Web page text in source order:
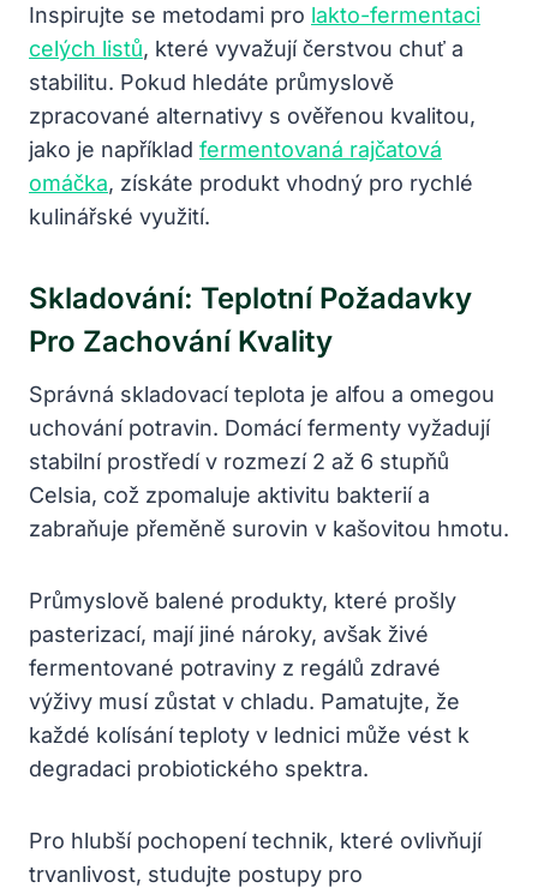
Inspirujte se metodami pro lakto-fermentaci
celých listů, které vyvažují čerstvou chuť a
stabilitu. Pokud hledáte průmyslově
zpracované alternativy s ověřenou kvalitou,
jako je například fermentovaná rajčatová
omáčka, získáte produkt vhodný pro rychlé
kulinářské využití.
Skladování: Teplotní Požadavky
Pro Zachování Kvality
Správná skladovací teplota je alfou a omegou
uchování potravin. Domácí fermenty vyžadují
stabilní prostředí v rozmezí 2 až 6 stupňů
Celsia, což zpomaluje aktivitu bakterií a
zabraňuje přeměně surovin v kašovitou hmotu.
Průmyslově balené produkty, které prošly
pasterizací, mají jiné nároky, avšak živé
fermentované potraviny z regálů zdravé
výživy musí zůstat v chladu. Pamatujte, že
každé kolísání teploty v lednici může vést k
degradaci probiotického spektra.
Pro hlubší pochopení technik, které ovlivňují
trvanlivost, studujte postupy pro